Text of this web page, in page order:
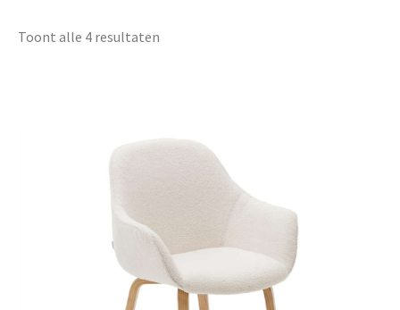
Toont alle 4 resultaten